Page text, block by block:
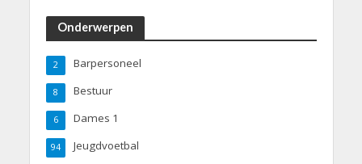
Onderwerpen
Barpersoneel
2
Bestuur
8
Dames 1
6
Jeugdvoetbal
94